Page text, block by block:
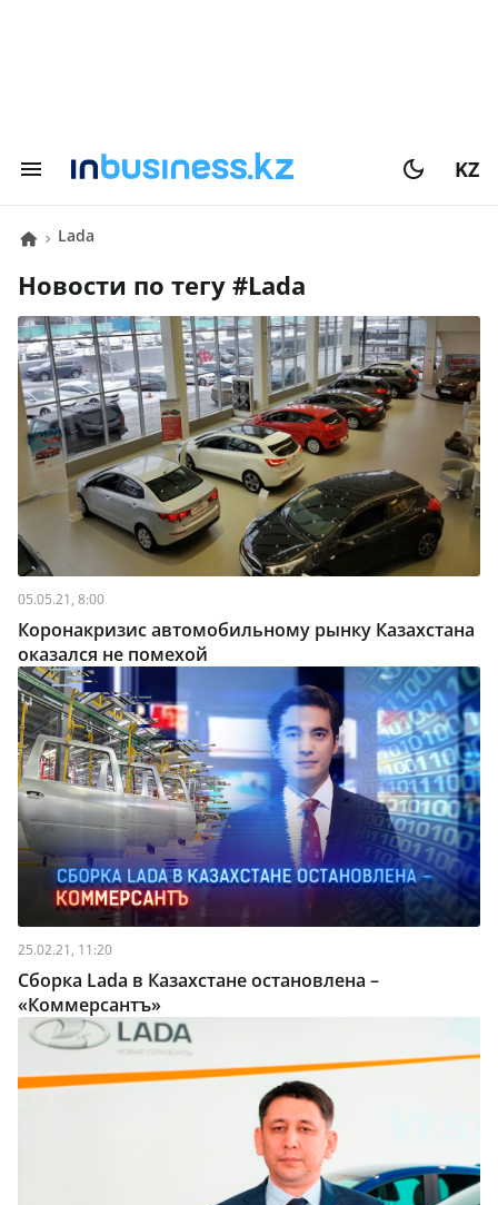
KZ
Lada
Новости по тегу # Lada
05.05.21, 8:00
Коронакризис автомобильному рынку Казахстана
оказался не помехой
25.02.21, 11:20
Cборка Lada в Казахстане остановлена –
«Коммерсантъ»